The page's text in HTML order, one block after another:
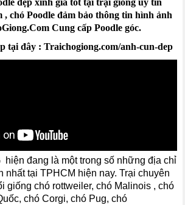
, chó Poodle đảm bảo thông tin hình ảnh
Cung cấp Poodle góc.
tại đây :Traichogiong.com/anh-cun-dep
hiện đang là một trong số những địa chỉ
nhất tại TPHCM hiện nay. Trại chuyên
giống chó rottweiler, chó Malinois , chó
chó Corgi, chó Pug, chó